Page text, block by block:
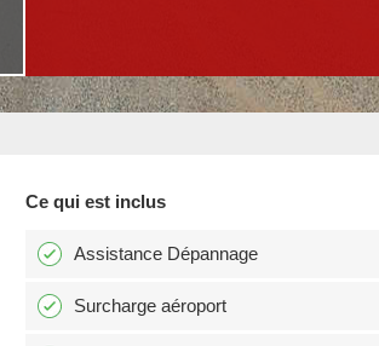
Ce qui est inclus
Assistance Dépannage
Surcharge aéroport